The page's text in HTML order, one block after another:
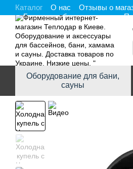
Перейти к основному контенту
Каталог О нас Отзывы о
Гарантия, обмен и возврат
Оборудование для бани,
сауны